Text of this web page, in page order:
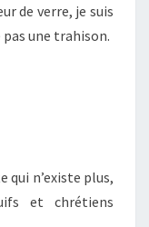
de verre, je suis
une trahison.
qui n’existe plus,
et chrétiens